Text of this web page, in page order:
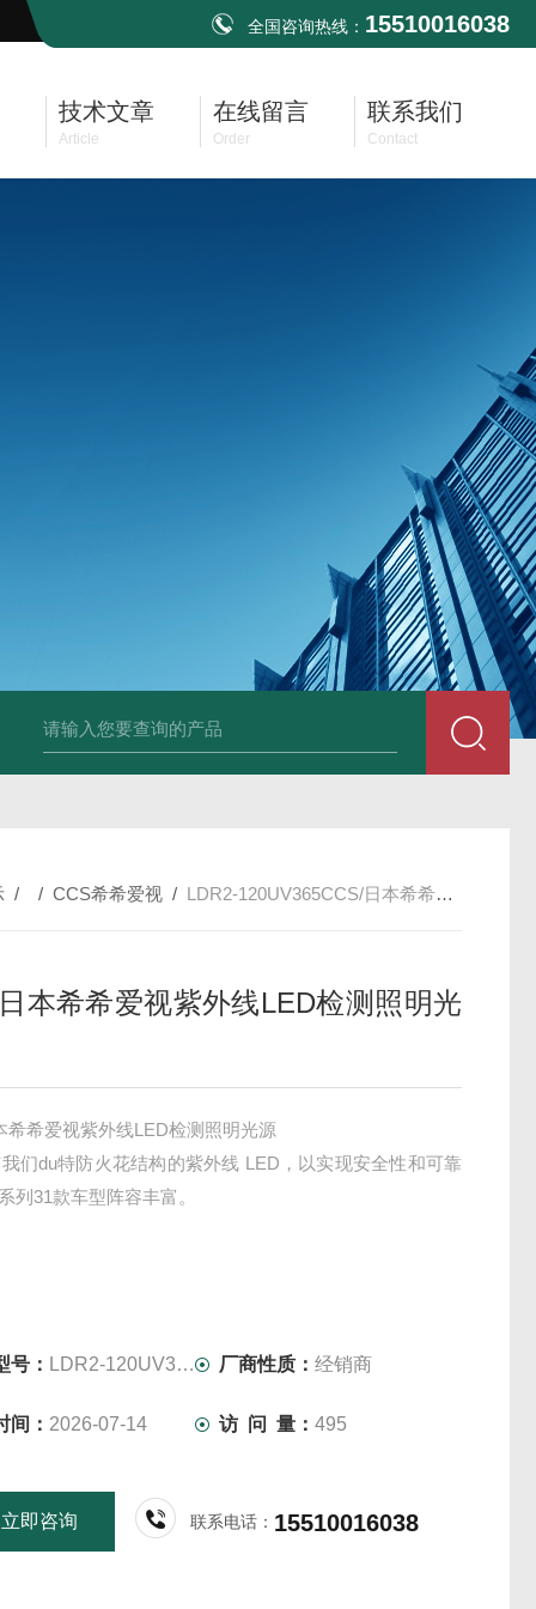
全国咨询热线： 15510016038
技术文章
Article
在线留言
Order
联系我们
Contact
PAV320-1.3 （with LAN）KIKUSUI菊水直流电源-故障快
/ /CCS希希爱视 / LDR2-120UV365CCS/日本希希爱视紫外线LED检测照明光源
本希希爱视紫外线LED检测照明光
希希爱视紫外线LED检测照明光源
们du特防火花结构的紫外线 LED，以实现安全性和可靠
列31款车型阵容丰富。
号： LDR2-120UV365 厂商性质：经销商
间： 2026-07-14 访 问 量：495
立即咨询 联系电话： 15510016038